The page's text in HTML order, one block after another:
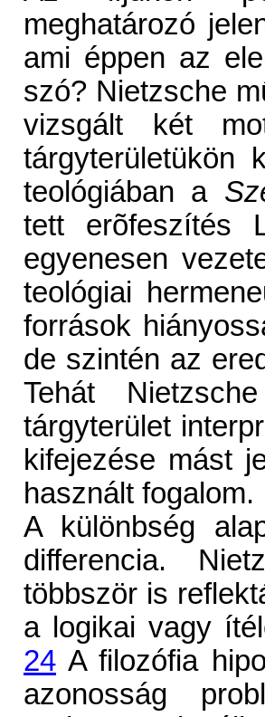
meghatározó
ami éppen az
szó? Nietzsche
vizsgált két
tárgyterületükön
teológiában a
tett erõfeszítés
egyenesen
teológiai
források
de szintén az
Tehát
tárgyterület
kifejezése mást
használt fogalom.
A különbség
differencia.
többször is
a logikai vagy
24 A filozófia
azonosság